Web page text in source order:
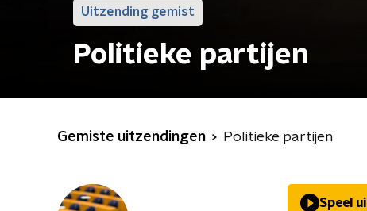
Uitzending gemist
Politieke partijen
Gemiste uitzendingen Politieke partijen
Speel